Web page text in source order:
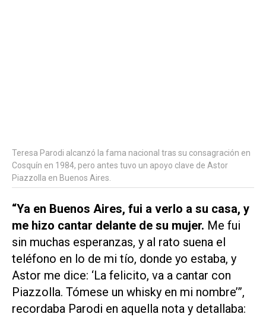
Teresa Parodi alcanzó la fama nacional tras su consagración en
Cosquín en 1984, pero antes tuvo un apoyo clave de Astor
Piazzolla en Buenos Aires.
“Ya en Buenos Aires, fui a verlo a su casa, y
me hizo cantar delante de su mujer. Me fui
sin muchas esperanzas, y al rato suena el
teléfono en lo de mi tío, donde yo estaba, y
Astor me dice: ‘La felicito, va a cantar con
Piazzolla. Tómese un whisky en mi nombre’”,
recordaba Parodi en aquella nota y detallaba: